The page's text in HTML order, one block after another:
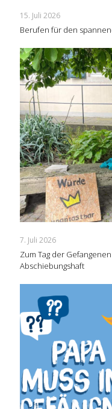
15. Juli 2026
Berufen für den
7. Juli 2026
Zum Tag der
Abschiebungshaft